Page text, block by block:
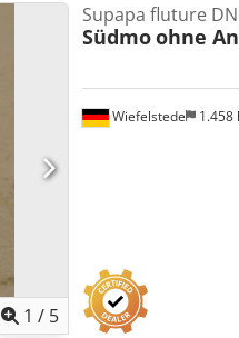
1 / 5
Wiefelstede 1.458
Supapa fluture
Südmoohne